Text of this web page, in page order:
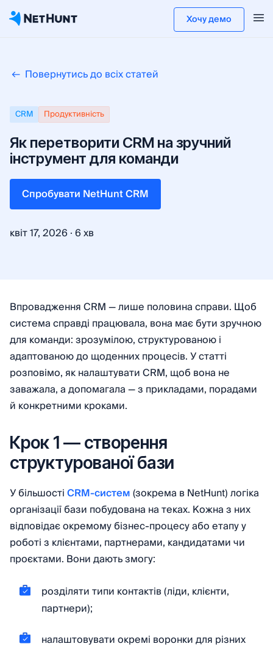
Хочу демо
Повернутись до всіх статей
CRM Продуктивність
Як перетворити CRM на зручний
інструмент для команди
Cпробувати NetHunt CRM
квіт 17, 2026 ·6 хв
Впровадження CRM — лише половина справи. Щоб
система справді працювала, вона має бути зручною
для команди: зрозумілою, структурованою і
адаптованою до щоденних процесів. У статті
розповімо, як налаштувати CRM, щоб вона не
заважала, а допомагала — з прикладами, порадами
й конкретними кроками.
Крок 1 — створення
структурованої бази
У більшостіCRM-систем(зокрема в NetHunt) логіка
організації бази побудована на теках. Кожна з них
відповідає окремому бізнес-процесу або етапу у
роботі з клієнтами, партнерами, кандидатами чи
проєктами. Вони дають змогу:
розділяти типи контактів (ліди, клієнти,
партнери);
налаштовувати окремі воронки для різних